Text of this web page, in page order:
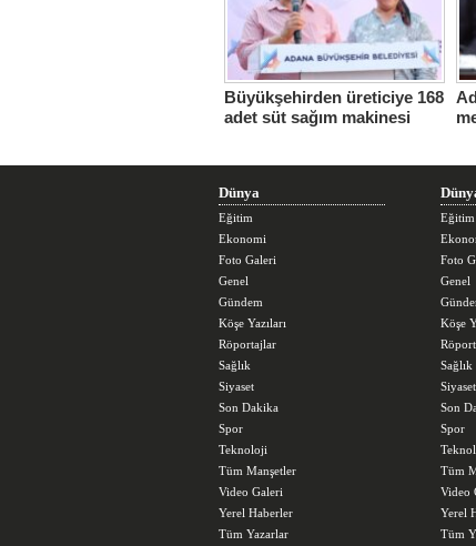
Büyükşehirden üreticiye 168
adet süt sağım makinesi
Dünya
Eğitim
Ekonomi
Foto Galeri
Genel
Gündem
Köşe Yazıları
Röportajlar
Sağlık
Siyaset
Son Dakika
Spor
Teknoloji
Tüm Manşetler
Video Galeri
Yerel Haberler
Tüm Yazarlar
Eğitim
Foto
Genel
Köşe
Sağlık
Siyaset
Son
Spor
Tüm
Video
Yerel
Tüm